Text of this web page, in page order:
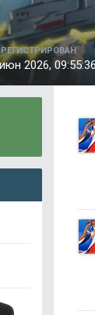
2026, 09:55:36